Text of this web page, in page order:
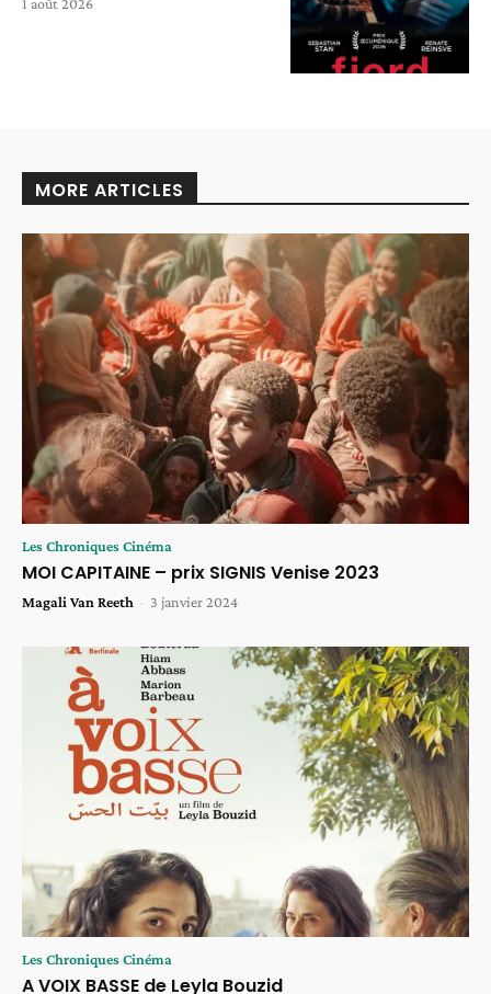
1 août 2026
MORE ARTICLES
Les Chroniques Cinéma
MOI CAPITAINE – prix SIGNIS Venise 2023
Magali Van Reeth - 3 janvier 2024
Les Chroniques Cinéma
A VOIX BASSE de Leyla Bouzid